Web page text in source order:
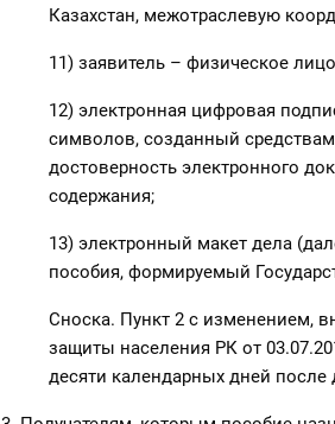
Казахстан, межотраслевую
11) заявитель – физическое
12) электронная цифровая
символов, созданный
достоверность электронного
содержания;
13) электронный макет дела
пособия, формируемый
Сноска. Пункт 2 с изменением,
защиты населения РК от
десяти календарных дней